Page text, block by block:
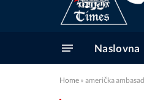
Naslovna
Home » američka